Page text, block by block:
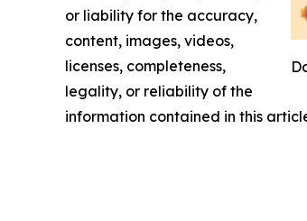
or liability for the accuracy,
content, images, videos,
licenses, completeness,
legality, or reliability of the
information contained in this